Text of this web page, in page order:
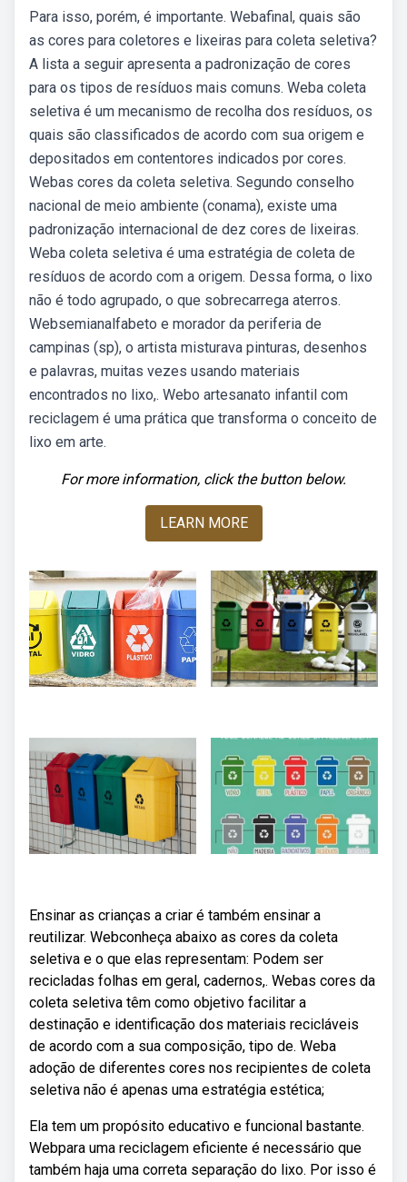
Para isso, porém, é importante. Webafinal, quais são
as cores para coletores e lixeiras para coleta seletiva?
A lista a seguir apresenta a padronização de cores
para os tipos de resíduos mais comuns. Weba coleta
seletiva é um mecanismo de recolha dos resíduos, os
quais são classificados de acordo com sua origem e
depositados em contentores indicados por cores.
Webas cores da coleta seletiva. Segundo conselho
nacional de meio ambiente (conama), existe uma
padronização internacional de dez cores de lixeiras.
Weba coleta seletiva é uma estratégia de coleta de
resíduos de acordo com a origem. Dessa forma, o lixo
não é todo agrupado, o que sobrecarrega aterros.
Websemianalfabeto e morador da periferia de
campinas (sp), o artista misturava pinturas, desenhos
e palavras, muitas vezes usando materiais
encontrados no lixo,. Webo artesanato infantil com
reciclagem é uma prática que transforma o conceito de
lixo em arte.
For more information, click the button below.
LEARN MORE
Ensinar as crianças a criar é também ensinar a
reutilizar. Webconheça abaixo as cores da coleta
seletiva e o que elas representam: Podem ser
recicladas folhas em geral, cadernos,. Webas cores da
coleta seletiva têm como objetivo facilitar a
destinação e identificação dos materiais recicláveis
de acordo com a sua composição, tipo de. Weba
adoção de diferentes cores nos recipientes de coleta
seletiva não é apenas uma estratégia estética;
Ela tem um propósito educativo e funcional bastante.
Webpara uma reciclagem eficiente é necessário que
também haja uma correta separação do lixo. Por isso é